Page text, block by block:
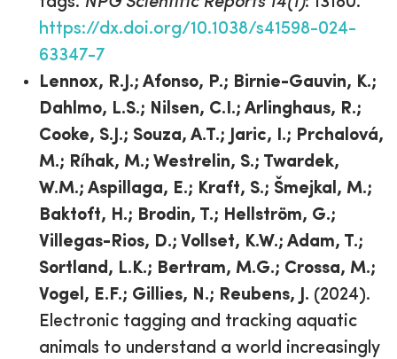
https://dx.doi.org/10.1038/s41598-024-
63347-7
Lennox, R.J.; Afonso, P.; Birnie-Gauvin, K.;
Dahlmo, L.S.; Nilsen, C.I.; Arlinghaus, R.;
Cooke, S.J.; Souza, A.T.; Jaric, I.; Prchalová,
M.; Ríhak, M.; Westrelin, S.; Twardek,
W.M.; Aspillaga, E.; Kraft, S.; Šmejkal, M.;
Baktoft, H.; Brodin, T.; Hellström, G.;
Villegas-Rios, D.; Vollset, K.W.; Adam, T.;
Sortland, L.K.; Bertram, M.G.; Crossa, M.;
Vogel, E.F.; Gillies, N.; Reubens, J. (2024).
Electronic tagging and tracking aquatic
animals to understand a world increasingly